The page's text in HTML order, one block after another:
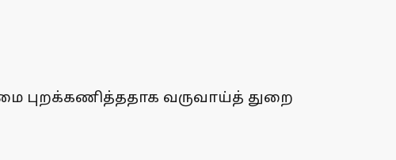
புறக்கணித்ததாக வருவாய்த் துறை